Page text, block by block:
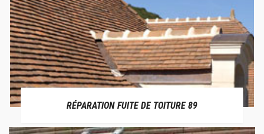
RÉPARATION FUITE DE TOITURE 89